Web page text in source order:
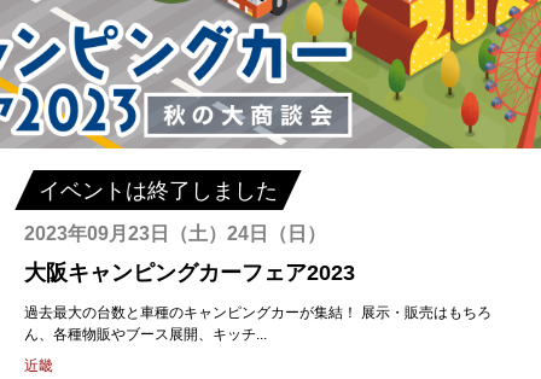
イベントは終了しました
2023年09月23日（土）24日（日）
大阪キャンピングカーフェア2023
過去最大の台数と車種のキャンピングカーが集結！ 展示・販売はもちろ
ん、各種物販やブース展開、キッチ...
近畿